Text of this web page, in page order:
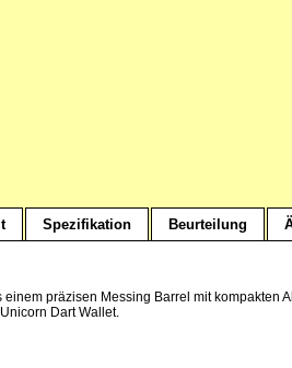
Spezifikation Beurteilung
präzisen Messing Barrel mit kompakten
Dart Wallet.